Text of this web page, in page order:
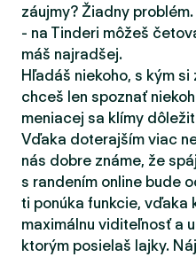
záujmy? Žiadny
- na Tinderi môžeš
máš najradšej.
Hľadáš niekoho, s kým
chceš len spoznať
meniacej sa klímy
Vďaka doterajším viac
nás dobre známe, že
s randením online bude
ti ponúka funkcie, vďaka
maximálnu viditeľnosť a
ktorým posielaš lajky.